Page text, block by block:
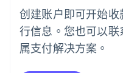
创建账户即可开始
行信息。您也可以
属支付解决方案。
葡萄牙
Português English
日本
日本語English
瑞典